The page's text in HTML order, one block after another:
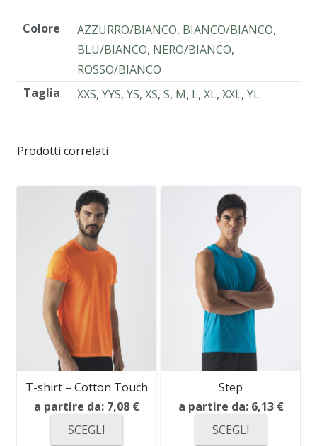
Colore AZZURRO/BIANCO, BIANCO/BIANCO,
BLU/BIANCO, NERO/BIANCO,
ROSSO/BIANCO
Taglia
XXS, YYS, YS, XS, S, M, L, XL, XXL, YL
Prodotti correlati
T-shirt – Cotton Touch
a partire da: 7,08 €
SCEGLI
Step
a partire da: 6,13 €
SCEGLI